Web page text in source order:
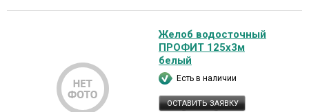
Желоб водосточный
ПРОФИТ 125х3м
белый
Есть в наличии
ОСТАВИТЬ ЗАЯВКУ